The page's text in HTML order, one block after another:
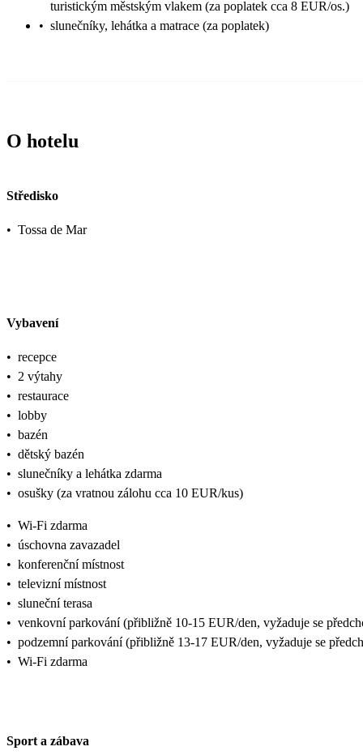
turistickým městským vlakem (za poplatek cca 8 EUR/os.)
• slunečníky, lehátka a matrace (za poplatek)
O hotelu
Středisko
• Tossa de Mar
Vybavení
• recepce
• 2 výtahy
• restaurace
• lobby
• bazén
• dětský bazén
• slunečníky a lehátka zdarma
• osušky (za vratnou zálohu cca 10 EUR/kus)
• Wi-Fi zdarma
• úschovna zavazadel
• konferenční místnost
• televizní místnost
• sluneční terasa
• venkovní parkování (přibližně 10-15 EUR/den, vyžaduje se
• podzemní parkování (přibližně 13-17 EUR/den, vyžaduje se
• Wi-Fi zdarma
Sport a zábava